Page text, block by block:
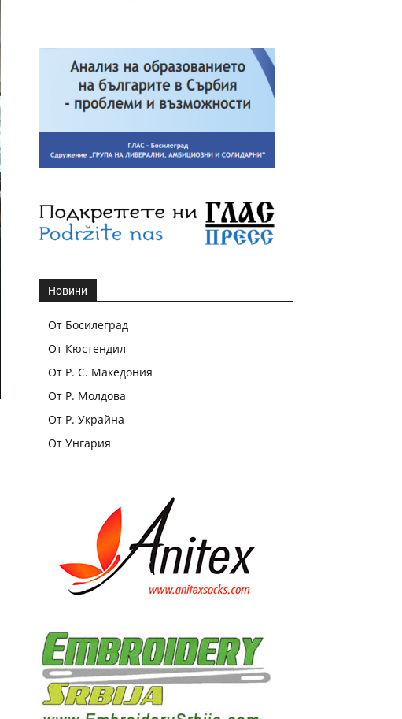
Новини
От Босилеград
От Кюстендил
От Р. С. Македония
От Р. Молдова
От Р. Украйна
От Унгария